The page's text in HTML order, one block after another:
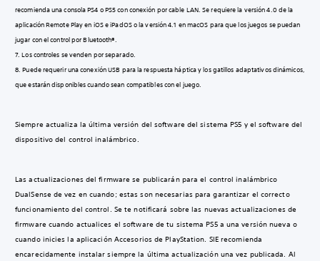
recomienda una consola PS4 o PS5 con conexión por cable LAN. Se requiere la versión 4.0 de la
aplicación Remote Play en iOS e iPadOS o la versión 4.1 en macOS para que los juegos se puedan
jugar con el control por Bluetooth®.
7. Los controles se venden por separado.
8. Puede requerir una conexión USB para la respuesta háptica y los gatillos adaptativos dinámicos,
que estarán disponibles cuando sean compatibles con el juego.
Siempre actualiza la última versión del software del sistema PS5 y el software del
dispositivo del control inalámbrico.
Las actualizaciones del firmware se publicarán para el control inalámbrico
DualSense de vez en cuando; estas son necesarias para garantizar el correcto
funcionamiento del control. Se te notificará sobre las nuevas actualizaciones de
firmware cuando actualices el software de tu sistema PS5 a una versión nueva o
cuando inicies la aplicación Accesorios de PlayStation. SIE recomienda
encarecidamente instalar siempre la última actualización una vez publicada. Al